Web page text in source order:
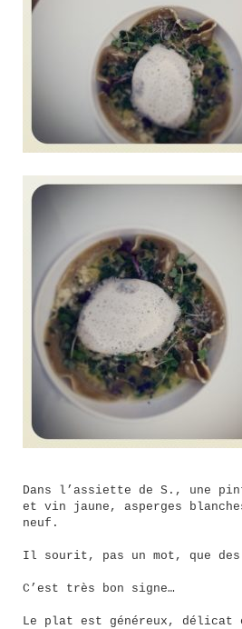
Dans l’assiette de S., une
et vin jaune, asperges
neuf.
Il sourit, pas un mot, que
C’est très bon signe…
Le plat est généreux, délicat